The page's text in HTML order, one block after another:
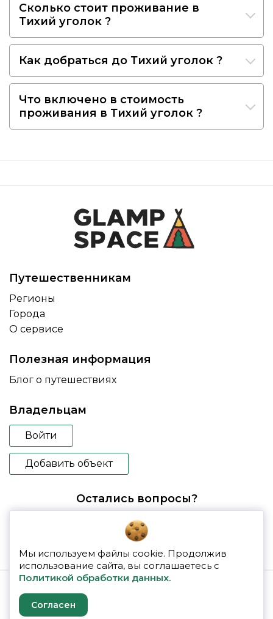
Сколько стоит проживание в
Тихий уголок ?
Как добраться до Тихий уголок ?
Что включено в стоимость
проживания в Тихий уголок ?
Путешественникам
Регионы
Города
О сервисе
Полезная информация
Блог о путешествиях
Владельцам
Войти
Добавить объект
Остались вопросы?
booking@glampspace.ru
Политика конфиденциальности
Мы используем файлы cookie. Продолжив
использование сайта, вы соглашаетесь с
Политикой обработки данных.
Согласен